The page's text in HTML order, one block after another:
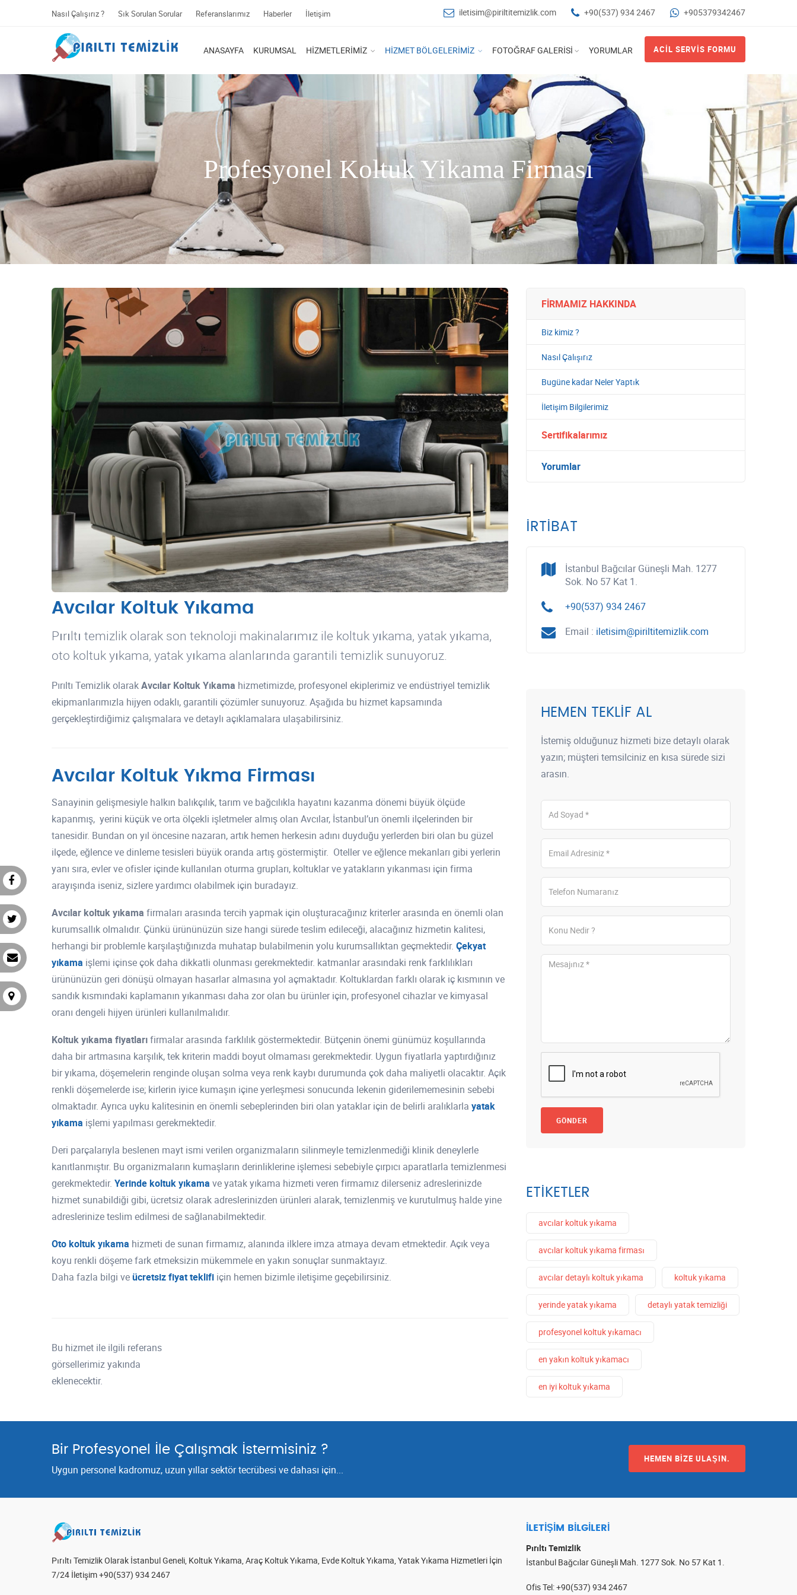
Nasıl Çalışırız ? Sık Sorulan Sorular Referanslarımız Haberler İletişim iletisim@piriltitemizlik.com +90(537) 934 2467 +905379342467
ANASAYFA KURUMSAL HIZMETLERIMIZ HIZMET BÖLGELERIMIZ FOTOĞRAF GALERISI YORUMLAR ACIL SERVIS FORMU
Profesyonel Koltuk Yikama Firması
Avcılar Koltuk Yıkama
Pırıltı temizlik olarak son teknoloji makinalarımız ile koltuk yıkama, yatak yıkama,
oto koltuk yıkama, yatak yıkama alanlarında garantili temizlik sunuyoruz.
Pırıltı Temizlik olarakAvcılar Koltuk Yıkama hizmetimizde, profesyonel ekiplerimiz ve endüstriyel temizlik
ekipmanlarımızla hijyen odaklı, garantili çözümler sunuyoruz. Aşağıda bu hizmet kapsamında
gerçekleştirdiğimiz çalışmalara ve detaylı açıklamalara ulaşabilirsiniz.
Avcılar Koltuk Yıkma Firması
Sanayinin gelişmesiyle halkın balıkçılık, tarım ve bağcılıkla hayatını kazanma dönemi büyük ölçüde
kapanmış, yerini küçük ve orta ölçekli işletmeler almış olan Avcılar, İstanbul’un önemli ilçelerinden bir
tanesidir. Bundan on yıl öncesine nazaran, artık hemen herkesin adını duyduğu yerlerden biri olan bu güzel
ilçede, eğlence ve dinleme tesisleri büyük oranda artış göstermiştir. Oteller ve eğlence mekanları gibi yerlerin
yanı sıra, evler ve ofisler içinde kullanılan oturma grupları, koltuklar ve yatakların yıkanması için firma
arayışında iseniz, sizlere yardımcı olabilmek için buradayız.
Avcılar koltuk yıkama firmaları arasında tercih yapmak için oluşturacağınız kriterler arasında en önemli olan
kurumsallık olmalıdır. Çünkü ürününüzün size hangi sürede teslim edileceği, alacağınız hizmetin kalitesi,
herhangi bir problemle karşılaştığınızda muhatap bulabilmenin yolu kurumsallıktan geçmektedir. Çekyat
yıkama işlemi içinse çok daha dikkatli olunması gerekmektedir. katmanlar arasındaki renk farklılıkları
ürününüzün geri dönüşü olmayan hasarlar almasına yol açmaktadır. Koltuklardan farklı olarak iç kısmının ve
sandık kısmındaki kaplamanın yıkanması daha zor olan bu ürünler için, profesyonel cihazlar ve kimyasal
oranı dengeli hijyen ürünleri kullanılmalıdır.
Koltuk yıkama fiyatlarıfirmalar arasında farklılık göstermektedir. Bütçenin önemi günümüz koşullarında
daha bir artmasına karşılık, tek kriterin maddi boyut olmaması gerekmektedir. Uygun fiyatlarla yaptırdığınız
bir yıkama, döşemelerin renginde oluşan solma veya renk kaybı durumunda çok daha maliyetli olacaktır. Açık
renkli döşemelerde ise; kirlerin iyice kumaşın içine yerleşmesi sonucunda lekenin giderilememesinin sebebi
olmaktadır. Ayrıca uyku kalitesinin en önemli sebeplerinden biri olan yataklar için de belirli aralıklarla yatak
yıkama işlemi yapılması gerekmektedir.
Deri parçalarıyla beslenen mayt ismi verilen organizmaların silinmeyle temizlenmediği klinik deneylerle
kanıtlanmıştır. Bu organizmaların kumaşların derinliklerine işlemesi sebebiyle çırpıcı aparatlarla temizlenmesi
gerekmektedir. Yerinde koltuk yıkama ve yatak yıkama hizmeti veren firmamız dilerseniz adreslerinizde
hizmet sunabildiği gibi, ücretsiz olarak adreslerinizden ürünleri alarak, temizlenmiş ve kurutulmuş halde yine
adreslerinize teslim edilmesi de sağlanabilmektedir.
Oto koltuk yıkama hizmeti de sunan firmamız, alanında ilklere imza atmaya devam etmektedir. Açık veya
koyu renkli döşeme fark etmeksizin mükemmele en yakın sonuçlar sunmaktayız.
Daha fazla bilgi veücretsiz fiyat teklifi için hemen bizimle iletişime geçebilirsiniz.
Bu hizmet ile ilgili referans
görsellerimiz yakında
eklenecektir.
FIRMAMIZ HAKKINDA
Biz kimiz ?
Nasıl Çalışırız
Bugüne kadar Neler Yaptık
İletişim Bilgilerimiz
Sertifikalarımız
Yorumlar
İRTIBAT
İstanbul Bağcılar Güneşli Mah. 1277
Sok. No 57 Kat 1.
+90(537) 934 2467
Email : iletisim@piriltitemizlik.com
HEMEN TEKLIF AL
İstemiş olduğunuz hizmeti bize detaylı olarak
yazın; müşteri temsilciniz en kısa sürede sizi
arasın.
GÖNDER
ETIKETLER
avcılar koltuk yıkama
avcılar koltuk yıkama firması
avcılar detaylı koltuk yıkama koltuk yıkama
yerinde yatak yıkama detaylı yatak temizliği
profesyonel koltuk yıkamacı
en yakın koltuk yıkamacı
en iyi koltuk yıkama
Bir Profesyonel İle Çalışmak İstermisiniz ?
Uygun personel kadromuz, uzun yıllar sektör tecrübesi ve dahası için...
HEMEN BIZE ULAŞIN.
Pırıltı Temizlik Olarak İstanbul Geneli, Koltuk Yıkama, Araç Koltuk Yıkama, Evde Koltuk Yıkama, Yatak Yıkama Hizmetleri İçin
7/24 İletişim +90(537) 934 2467
İLETIŞIM BILGILERI
Pırıltı Temizlik
İstanbul Bağcılar Güneşli Mah. 1277 Sok. No 57 Kat 1.
Ofis Tel:+90(537) 934 2467